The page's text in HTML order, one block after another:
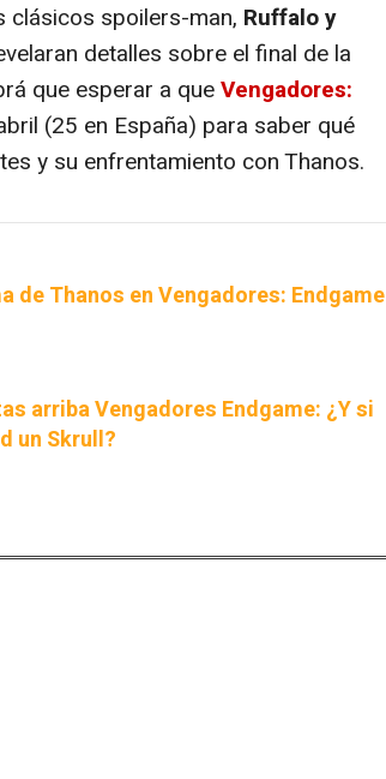
clásicos spoilers-man, Ruffalo y
detalles sobre el final de la
que esperar a queVengadores:
(25 en España) para saber qué
y su enfrentamiento con Thanos.
de Thanos en Vengadores: Endgame
arriba Vengadores Endgame: ¿Y si
un Skrull?